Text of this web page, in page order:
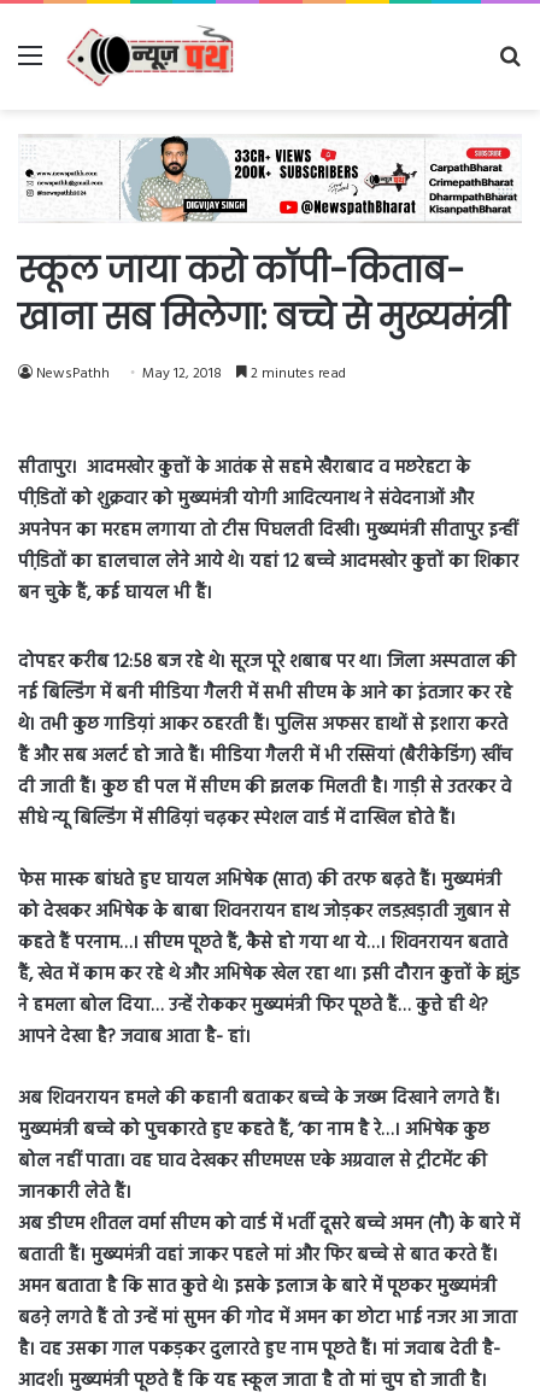
Menu
स्कूल जाया करो कॉपी-किताब-
खाना सब मिलेगा: बच्चे से मुख्यमंत्री
NewsPathh May 12, 2018 2 minutes read
सीतापुर। आदमखोर कुत्तों के आतंक से सहमे खैराबाद व मछरेहटा के
पीडि़तों को शुक्रवार को मुख्यमंत्री योगी आदित्यनाथ ने संवेदनाओं और
अपनेपन का मरहम लगाया तो टीस पिघलती दिखी। मुख्यमंत्री सीतापुर इन्हीं
पीडि़तों का हालचाल लेने आये थे। यहां 12 बच्चे आदमखोर कुत्तों का शिकार
बन चुके हैं, कई घायल भी हैं।
दोपहर करीब 12:58 बज रहे थे। सूरज पूरे शबाब पर था। जिला अस्पताल की
नई बिल्डिंग में बनी मीडिया गैलरी में सभी सीएम के आने का इंतजार कर रहे
थे। तभी कुछ गाडिय़ां आकर ठहरती हैं। पुलिस अफसर हाथों से इशारा करते
हैं और सब अलर्ट हो जाते हैं। मीडिया गैलरी में भी रस्सियां (बैरीकेडिंग) खींच
दी जाती हैं। कुछ ही पल में सीएम की झलक मिलती है। गाड़ी से उतरकर वे
सीधे न्यू बिल्डिंग में सीढिय़ां चढ़कर स्पेशल वार्ड में दाखिल होते हैं।
फेस मास्क बांधते हुए घायल अभिषेक (सात) की तरफ बढ़ते हैं। मुख्यमंत्री
को देखकर अभिषेक के बाबा शिवनरायन हाथ जोड़कर लडख़ड़ाती जुबान से
कहते हैं परनाम…। सीएम पूछते हैं, कैसे हो गया था ये…। शिवनरायन बताते
हैं, खेत में काम कर रहे थे और अभिषेक खेल रहा था। इसी दौरान कुत्तों के झुंड
ने हमला बोल दिया… उन्हें रोककर मुख्यमंत्री फिर पूछते हैं… कुत्ते ही थे?
आपने देखा है? जवाब आता है- हां।
अब शिवनरायन हमले की कहानी बताकर बच्चे के जख्म दिखाने लगते हैं।
मुख्यमंत्री बच्चे को पुचकारते हुए कहते हैं, ‘का नाम है रे…। अभिषेक कुछ
बोल नहीं पाता। वह घाव देखकर सीएमएस एके अग्रवाल से ट्रीटमेंट की
जानकारी लेते हैं।
अब डीएम शीतल वर्मा सीएम को वार्ड में भर्ती दूसरे बच्चे अमन (नौ) के बारे में
बताती हैं। मुख्यमंत्री वहां जाकर पहले मां और फिर बच्चे से बात करते हैं।
अमन बताता है कि सात कुत्ते थे। इसके इलाज के बारे में पूछकर मुख्यमंत्री
बढऩे लगते हैं तो उन्हें मां सुमन की गोद में अमन का छोटा भाई नजर आ जाता
है। वह उसका गाल पकड़कर दुलारते हुए नाम पूछते हैं। मां जवाब देती है-
आदर्श। मुख्यमंत्री पूछते हैं कि यह स्कूल जाता है तो मां चुप हो जाती है।